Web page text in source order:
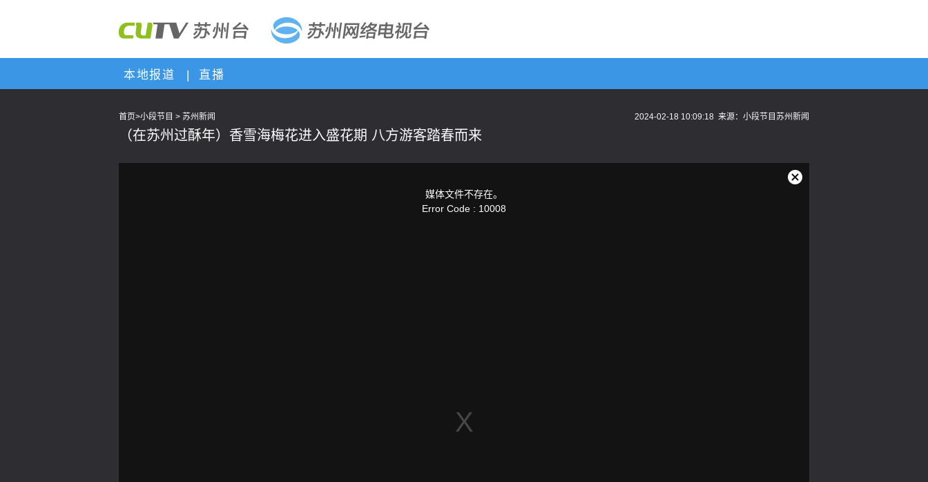
本地报道 | 直播
首页>小段节目 > 苏州新闻 2024-02-18 10:09:18 来源： 小段节目苏州新闻
（在苏州过酥年）香雪海梅花进入盛花期 八方游客踏春而来
媒体文件不存在。
Error Code : 10008
关